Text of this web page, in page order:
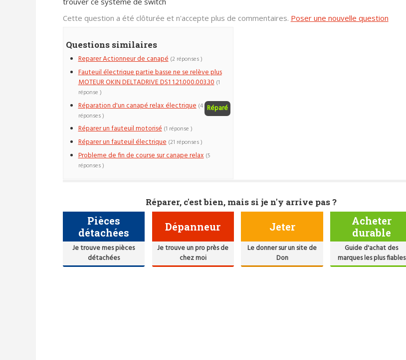
Cette question a été clôturée et n'accepte plus de commentaires. Poser une nouvelle question
Questions similaires
Reparer Actionneur de canapé (2 réponses )
Fauteuil électrique partie basse ne se relève plus
MOTEUR OKIN DELTADRIVE DS1 1.21.000.003.30 (1
réponse )
Réparation d'un canapé relax électrique Réparé
(4
réponses )
Réparer un fauteuil motorisé (1 réponse )
Réparer un fauteuil électrique (21 réponses )
Probleme de fin de course sur canape relax (5
réponses )
Réparer, c'est bien, mais si je n'y arrive pas ?
Pièces
détachées
Je trouve mes pièces
détachées
Dépanneur
Je trouve un pro près de
chez moi
Jeter
Le donner sur un site de
Don
Acheter
durable
Guide d'achat des
marques les plus fiables